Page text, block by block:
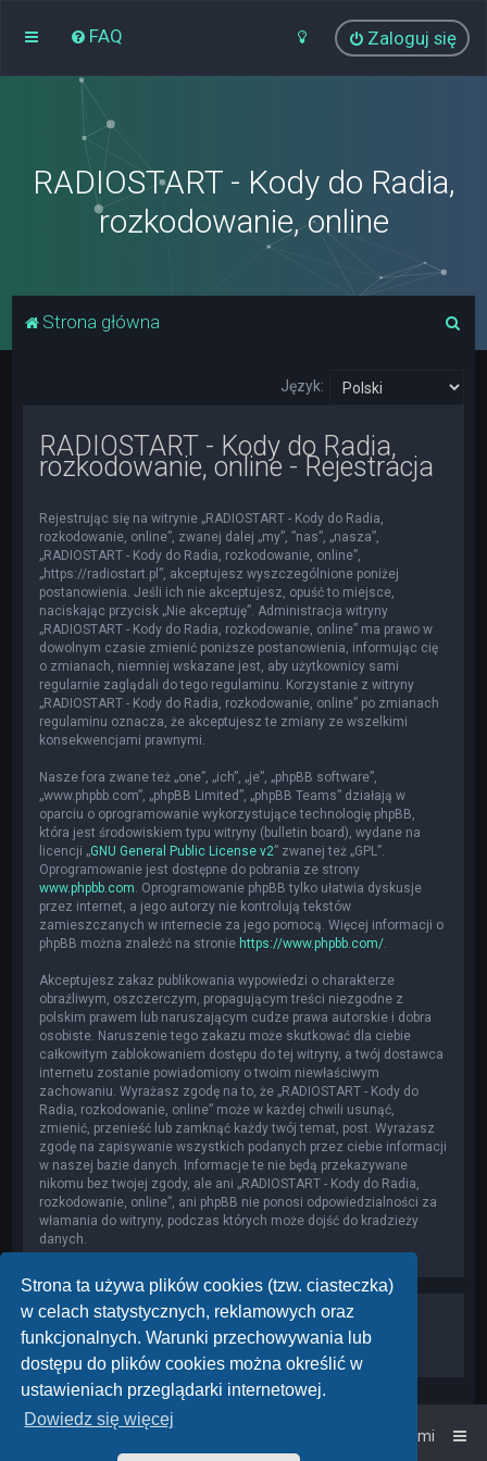
Strona ta używa plików cookies (tzw. ciasteczka)
w celach statystycznych, reklamowych oraz
funkcjonalnych. Warunki przechowywania lub
dostępu do plików cookies można określić w
ustawieniach przeglądarki internetowej.
Dowiedz się więcej
FAQ Zaloguj się
RADIOSTART - Kody do Radia,
rozkodowanie, online
Strona główna
Język:
RADIOSTART - Kody do Radia,
rozkodowanie, online - Rejestracja
Rejestrując się na witrynie „RADIOSTART - Kody do Radia,
rozkodowanie, online”, zwanej dalej „my”, ”nas”, „nasza”,
„RADIOSTART - Kody do Radia, rozkodowanie, online”,
„https://radiostart.pl”, akceptujesz wyszczególnione poniżej
postanowienia. Jeśli ich nie akceptujesz, opuść to miejsce,
naciskając przycisk „Nie akceptuję”. Administracja witryny
„RADIOSTART - Kody do Radia, rozkodowanie, online” ma prawo w
dowolnym czasie zmienić poniższe postanowienia, informując cię
o zmianach, niemniej wskazane jest, aby użytkownicy sami
regularnie zaglądali do tego regulaminu. Korzystanie z witryny
„RADIOSTART - Kody do Radia, rozkodowanie, online” po zmianach
regulaminu oznacza, że akceptujesz te zmiany ze wszelkimi
konsekwencjami prawnymi.
Nasze fora zwane też „one”, „ich”, „je”, „phpBB software”,
„www.phpbb.com”, „phpBB Limited”, „phpBB Teams” działają w
oparciu o oprogramowanie wykorzystujące technologię phpBB,
która jest środowiskiem typu witryny (bulletin board), wydane na
licencji „GNU General Public License v2” zwanej też „GPL”.
Oprogramowanie jest dostępne do pobrania ze strony
www.phpbb.com . Oprogramowanie phpBB tylko ułatwia dyskusje
przez internet, a jego autorzy nie kontrolują tekstów
zamieszczanych w internecie za jego pomocą. Więcej informacji o
phpBB można znaleźć na stronie https://www.phpbb.com/
Akceptujesz zakaz publikowania wypowiedzi o charakterze
obraźliwym, oszczerczym, propagującym treści niezgodne z
polskim prawem lub naruszającym cudze prawa autorskie i dobra
osobiste. Naruszenie tego zakazu może skutkować dla ciebie
całkowitym zablokowaniem dostępu do tej witryny, a twój dostawca
internetu zostanie powiadomiony o twoim niewłaściwym
zachowaniu. Wyrażasz zgodę na to, że „RADIOSTART - Kody do
Radia, rozkodowanie, online” może w każdej chwili usunąć,
zmienić, przenieść lub zamknąć każdy twój temat, post. Wyrażasz
zgodę na zapisywanie wszystkich podanych przez ciebie informacji
w naszej bazie danych. Informacje te nie będą przekazywane
nikomu bez twojej zgody, ale ani „RADIOSTART - Kody do Radia,
rozkodowanie, online”, ani phpBB nie ponosi odpowiedzialności za
włamania do witryny, podczas których może dojść do kradzieży
danych.
Strona główna Kontakt z nami